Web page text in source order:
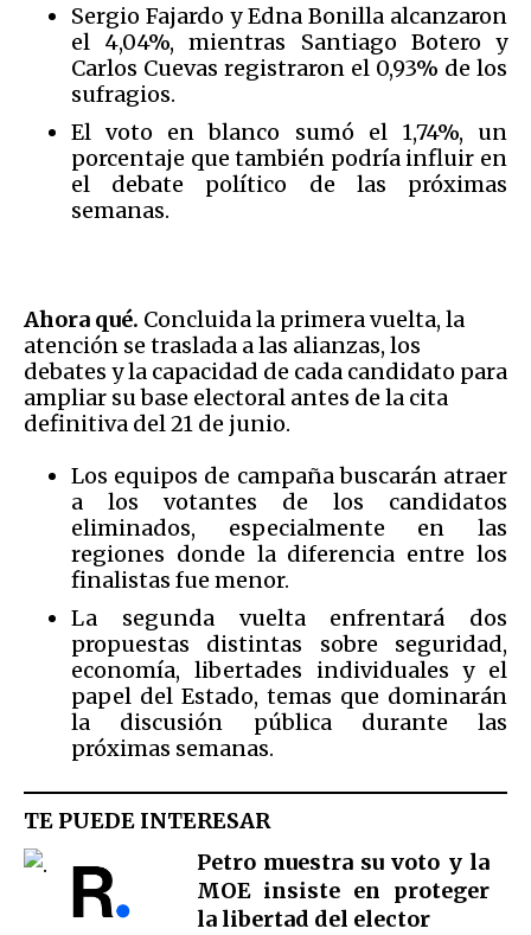
Sergio Fajardo y Edna Bonilla alcanzaron
el 4,04%, mientras Santiago Botero y
Carlos Cuevas registraron el 0,93% de los
sufragios.
El voto en blanco sumó el 1,74%, un
porcentaje que también podría influir en
el debate político de las próximas
semanas.
Ahora qué. Concluida la primera vuelta, la
atención se traslada a las alianzas, los
debates y la capacidad de cada candidato para
ampliar su base electoral antes de la cita
definitiva del 21 de junio.
Los equipos de campaña buscarán atraer
a los votantes de los candidatos
eliminados, especialmente en las
regiones donde la diferencia entre los
finalistas fue menor.
La segunda vuelta enfrentará dos
propuestas distintas sobre seguridad,
economía, libertades individuales y el
papel del Estado, temas que dominarán
la discusión pública durante las
próximas semanas.
TE PUEDE INTERESAR
Petro muestra su voto y la
MOE insiste en proteger
la libertad del elector